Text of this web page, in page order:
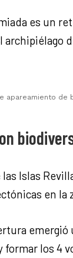
es un
archipiélago
apareamiento de
Islas
en la
formar los 4